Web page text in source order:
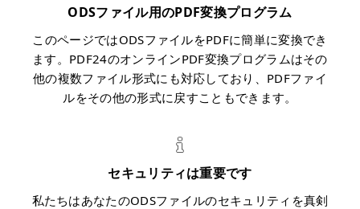
ODSファイル用のPDF変換プログラム
このページではODSファイルをPDFに簡単に変換でき
ます。PDF24のオンラインPDF変換プログラムはその
他の複数ファイル形式にも対応しており、PDFファイ
ルをその他の形式に戻すこともできます。
セキュリティは重要です
私たちはあなたのODSファイルのセキュリティを真剣